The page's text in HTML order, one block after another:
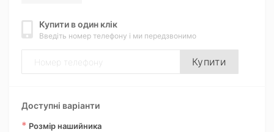
Купити в один клік
Введіть номер телефону і ми передзвонимо
Купити
Доступні варіанти
* Розмір нашийника